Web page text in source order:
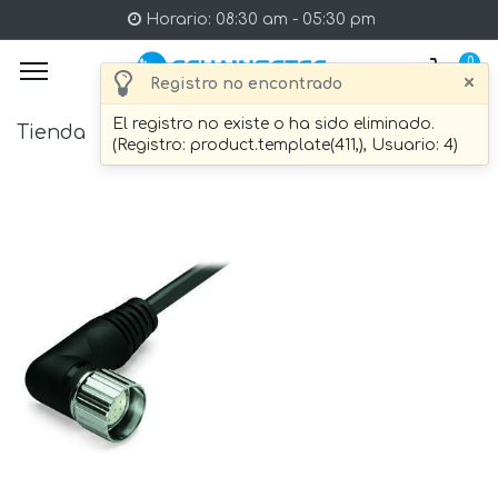
Registro no encontrado ×
El registro no existe o ha sido eliminado.
(Registro: product.template(411,), Usuario: 4)
Horario: 08:30 am - 05:30 pm
0
Tienda 4 artículo Encontrado.